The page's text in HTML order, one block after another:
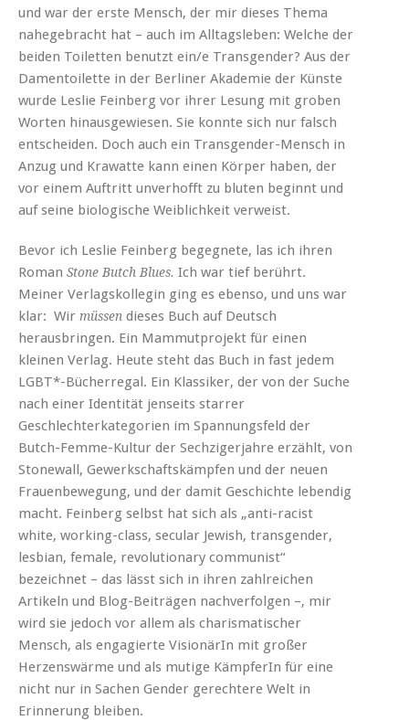
und war der erste Mensch, der mir dieses Thema
nahegebracht hat – auch im Alltagsleben: Welche der
beiden Toiletten benutzt ein/e Transgender? Aus der
Damentoilette in der Berliner Akademie der Künste
wurde Leslie Feinberg vor ihrer Lesung mit groben
Worten hinausgewiesen. Sie konnte sich nur falsch
entscheiden. Doch auch ein Transgender-Mensch in
Anzug und Krawatte kann einen Körper haben, der
vor einem Auftritt unverhofft zu bluten beginnt und
auf seine biologische Weiblichkeit verweist.
Bevor ich Leslie Feinberg begegnete, las ich ihren
Roman Stone Butch Blues. Ich war tief berührt.
Meiner Verlagskollegin ging es ebenso, und uns war
klar: Wir müssen dieses Buch auf Deutsch
herausbringen. Ein Mammutprojekt für einen
kleinen Verlag. Heute steht das Buch in fast jedem
LGBT*-Bücherregal. Ein Klassiker, der von der Suche
nach einer Identität jenseits starrer
Geschlechterkategorien im Spannungsfeld der
Butch-Femme-Kultur der Sechzigerjahre erzählt, von
Stonewall, Gewerkschaftskämpfen und der neuen
Frauenbewegung, und der damit Geschichte lebendig
macht. Feinberg selbst hat sich als „anti-racist
white, working-class, secular Jewish, transgender,
lesbian, female, revolutionary communist“
bezeichnet – das lässt sich in ihren zahlreichen
Artikeln und Blog-Beiträgen nachverfolgen –, mir
wird sie jedoch vor allem als charismatischer
Mensch, als engagierte VisionärIn mit großer
Herzenswärme und als mutige KämpferIn für eine
nicht nur in Sachen Gender gerechtere Welt in
Erinnerung bleiben.